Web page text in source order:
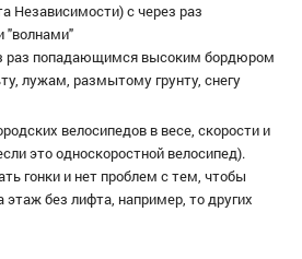
Независимости) с через раз
"волнами"
раз попадающимся высоким бордюром
лужам, размытому грунту, снегу
велосипедов в весе, скорости и
это односкоростной велосипед).
гонки и нет проблем с тем, чтобы
этаж без лифта, например, то других